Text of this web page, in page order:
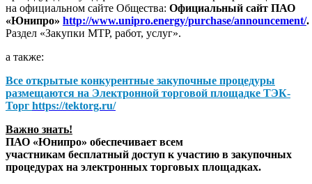
на официальном сайте Общества: Официальный сайт ПАО
«Юнипро» http://www.unipro.energy/purchase/announcement/.
Раздел «Закупки МТР, работ, услуг».
а также:
Все открытые конкурентные закупочные процедуры
размещаются на Электронной торговой площадке ТЭК-
Торг https://tektorg.ru/
Важно знать!
ПАО «Юнипро» обеспечивает всем
участникам бесплатный доступ к участию в закупочных
процедурах на электронных торговых площадках.